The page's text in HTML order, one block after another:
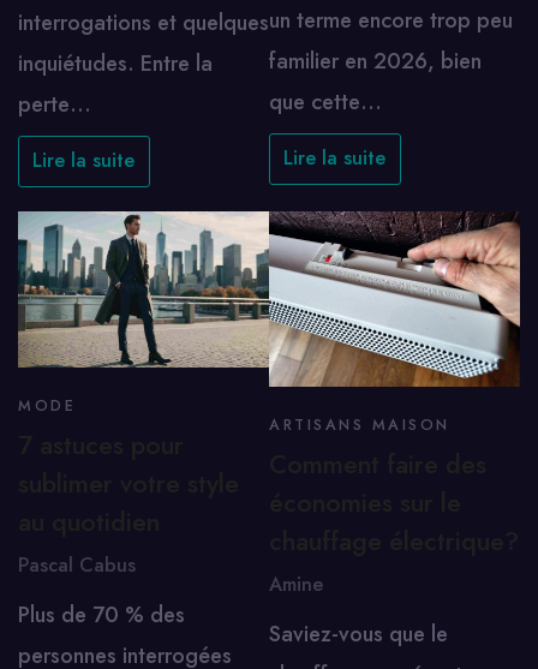
interrogations et quelques
inquiétudes. Entre la
perte…
Lire la suite
un terme encore trop peu
familier en 2026, bien
que cette…
Lire la suite
MODE
Pascal Cabus
Plus de 70 % des
personnes interrogées
ARTISANS MAISON
Amine
Saviez-vous que le